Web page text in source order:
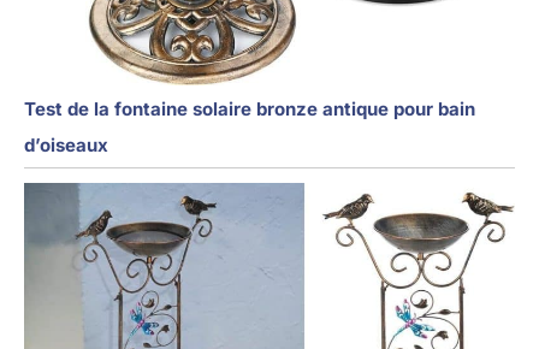
Test de la fontaine solaire bronze antique pour bain
d’oiseaux